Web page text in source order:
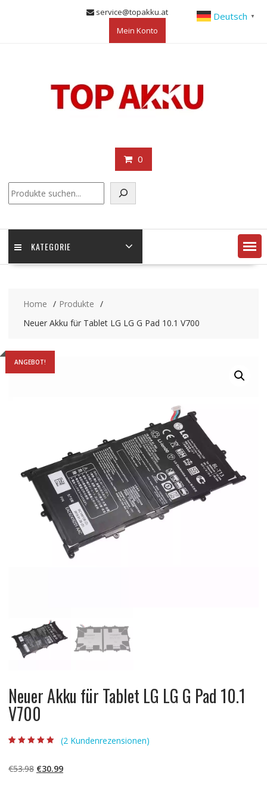
service@topakku.at
Mein Konto
0
KATEGORIE
Home
Produkte
Neuer Akku für Tablet LG LG G Pad 10.1 V700
ANGEBOT!
Neuer Akku für Tablet LG LG G Pad 10.1
V700
basierend auf
Kundenbewertun
(2 Kundenrezensionen)
€53.98 Ursprünglicher
€30.99Aktueller
Deutsch ▼